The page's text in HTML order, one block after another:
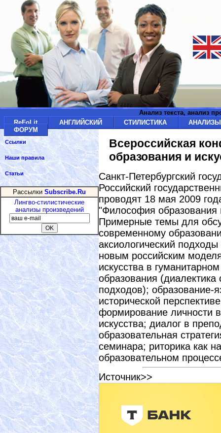
Анализ текста, анализ
ReFoLit
АНГЛИЙСКИЙ СТИЛИСТИКА
ФОРУМ
Всероссийская
образования и
Санкт-Петербургский
Российский
проводят 18 мая 2009
"Философия образования
Примерные темы для
современному
аксиологический
новым российским
искусства в
образования (диалектика
подходов); образование-
исторической
формирование личности
искусства; диалог в
образовательная
семинара; риторика как
образовательном
Источник>>
Ссылки
Наши правила
Статьи
Рассылки Subscribe.Ru
Лингво-стилистические
анализы произведений